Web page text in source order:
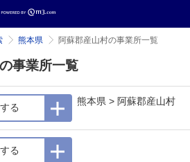
熊本県 阿蘇郡産山村の事業所一覧
事業所一覧
る
熊本県 > 阿蘇郡産山村
る